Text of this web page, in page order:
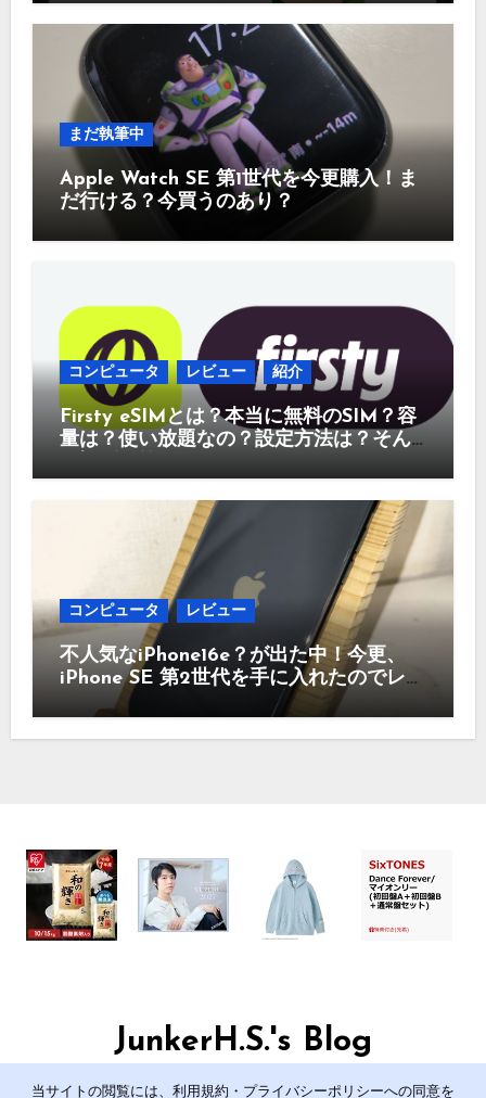
まだ執筆中
Apple Watch SE 第1世代を今更購入！ま
だ行ける？今買うのあり？
コンピュータ レビュー 紹介
Firsty eSIMとは？本当に無料のSIM？容
量は？使い放題なの？設定方法は？そん
コンピュータ レビュー
不人気なiPhone16e？が出た中！今更、
iPhone SE 第2世代を手に入れたのでレビ
ュー まだ使えるのか？今買うのはどう
かなど！
JunkerH.S.'s Blog
管理人のJunkerH.S.の日記です。
当サイトの閲覧には、利用規約・プライバシーポリシーへの同意を